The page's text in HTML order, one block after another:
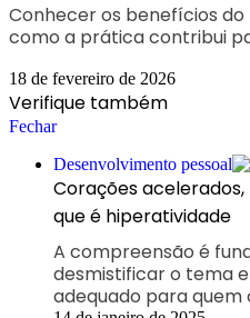
Conhecer os benefícios
como a prática contribui
18 de fevereiro de 2026
Verifique também
Fechar
Desenvolvimento pessoal
Corações
que é hiperatividade
A compreensão é
desmistificar o tema
adequado para quem